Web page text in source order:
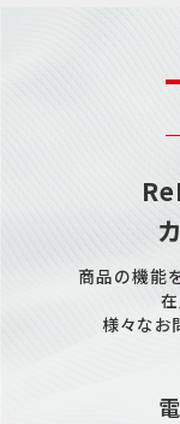
商品の機能
様々なお